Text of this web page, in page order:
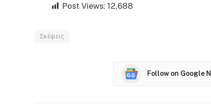
Post Views: 12,688
Σκέψεις
Follow on Google